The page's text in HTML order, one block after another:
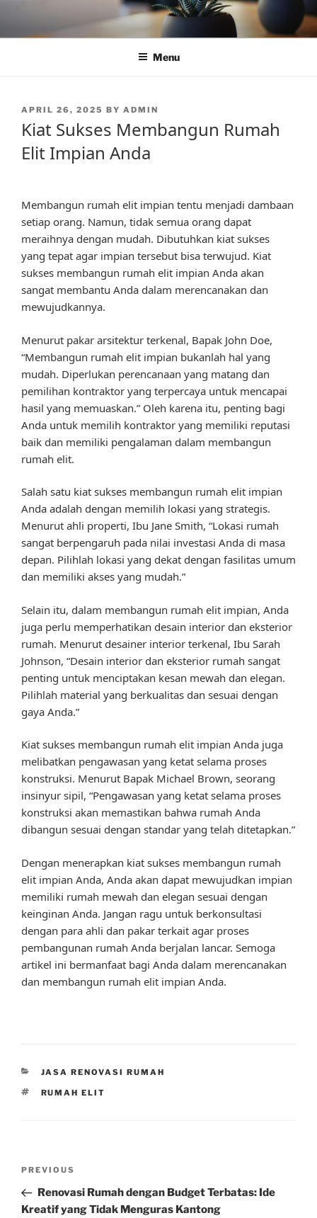
content
Menu
POSTED
ON
APRIL 26, 2025 BY ADMIN
Kiat Sukses Membangun Rumah
Elit Impian Anda
Membangun rumah elit impian tentu menjadi dambaan
setiap orang. Namun, tidak semua orang dapat
meraihnya dengan mudah. Dibutuhkan kiat sukses
yang tepat agar impian tersebut bisa terwujud. Kiat
sukses membangun rumah elit impian Anda akan
sangat membantu Anda dalam merencanakan dan
mewujudkannya.
Menurut pakar arsitektur terkenal, Bapak John Doe,
“Membangun rumah elit impian bukanlah hal yang
mudah. Diperlukan perencanaan yang matang dan
pemilihan kontraktor yang terpercaya untuk mencapai
hasil yang memuaskan.” Oleh karena itu, penting bagi
Anda untuk memilih kontraktor yang memiliki reputasi
baik dan memiliki pengalaman dalam membangun
rumah elit.
Salah satu kiat sukses membangun rumah elit impian
Anda adalah dengan memilih lokasi yang strategis.
Menurut ahli properti, Ibu Jane Smith, “Lokasi rumah
sangat berpengaruh pada nilai investasi Anda di masa
depan. Pilihlah lokasi yang dekat dengan fasilitas umum
dan memiliki akses yang mudah.”
Selain itu, dalam membangun rumah elit impian, Anda
juga perlu memperhatikan desain interior dan eksterior
rumah. Menurut desainer interior terkenal, Ibu Sarah
Johnson, “Desain interior dan eksterior rumah sangat
penting untuk menciptakan kesan mewah dan elegan.
Pilihlah material yang berkualitas dan sesuai dengan
gaya Anda.”
Kiat sukses membangun rumah elit impian Anda juga
melibatkan pengawasan yang ketat selama proses
konstruksi. Menurut Bapak Michael Brown, seorang
insinyur sipil, “Pengawasan yang ketat selama proses
konstruksi akan memastikan bahwa rumah Anda
dibangun sesuai dengan standar yang telah ditetapkan.”
Dengan menerapkan kiat sukses membangun rumah
elit impian Anda, Anda akan dapat mewujudkan impian
memiliki rumah mewah dan elegan sesuai dengan
keinginan Anda. Jangan ragu untuk berkonsultasi
dengan para ahli dan pakar terkait agar proses
pembangunan rumah Anda berjalan lancar. Semoga
artikel ini bermanfaat bagi Anda dalam merencanakan
dan membangun rumah elit impian Anda.
CATEGORIES
JASA RENOVASI RUMAH
TAGS
RUMAH ELIT
Previous
Post
PREVIOUS
Renovasi Rumah dengan Budget Terbatas: Ide
Kreatif yang Tidak Menguras Kantong